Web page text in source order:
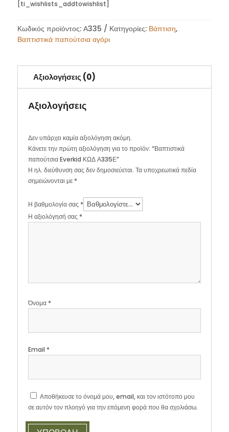
Α335Ε
[ti_wishlists_addtowishlist]
Κωδικός προϊόντος: Α335 Κατηγορίες: Βάπτιση,
Βαπτιστικά παπούτσια αγόρι
Αξιολογήσεις (0)
Αξιολογήσεις
Δεν υπάρχει καμία αξιολόγηση ακόμη.
Κάνετε την πρώτη αξιολόγηση για το προϊόν: “Βαπτιστικά
παπούτσια Everkid ΚΩΔ Α335Ε”
Η ηλ. διεύθυνση σας δεν δημοσιεύεται. Τα υποχρεωτικά πεδία
σημειώνονται με *
Η βαθμολογία σας *
Η αξιολόγησή σας *
Όνομα *
Email *
Αποθήκευσε το όνομά μου, email, και τον ιστότοπο μου
σε αυτόν τον πλοηγό για την επόμενη φορά που θα σχολιάσω.